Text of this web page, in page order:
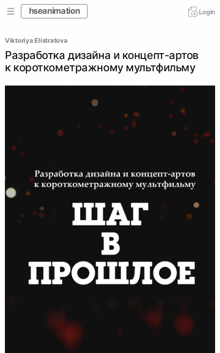
hseanimation Login
Viktoriya Elistratova
Разработка дизайна и концепт-артов
к короткометражному мультфильму